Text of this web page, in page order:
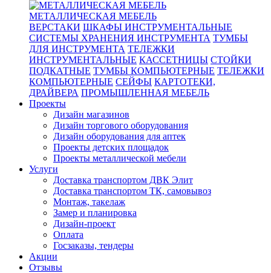
МЕТАЛЛИЧЕСКАЯ МЕБЕЛЬ
ВЕРСТАКИ ШКАФЫ ИНСТРУМЕНТАЛЬНЫЕ
СИСТЕМЫ ХРАНЕНИЯ ИНСТРУМЕНТА ТУМБЫ
ДЛЯ ИНСТРУМЕНТА ТЕЛЕЖКИ
ИНСТРУМЕНТАЛЬНЫЕ КАССЕТНИЦЫ СТОЙКИ
ПОДКАТНЫЕ ТУМБЫ КОМПЬЮТЕРНЫЕ ТЕЛЕЖКИ
КОМПЬЮТЕРНЫЕ СЕЙФЫ КАРТОТЕКИ,
ДРАЙВЕРА ПРОМЫШЛЕННАЯ МЕБЕЛЬ
Проекты
Дизайн магазинов
Дизайн торгового оборудования
Дизайн оборудования для аптек
Проекты детских площадок
Проекты металлической мебели
Услуги
Доставка транспортом ДВК Элит
Доставка транспортом ТК, самовывоз
Монтаж, такелаж
Замер и планировка
Дизайн-проект
Оплата
Госзаказы, тендеры
Акции
Отзывы